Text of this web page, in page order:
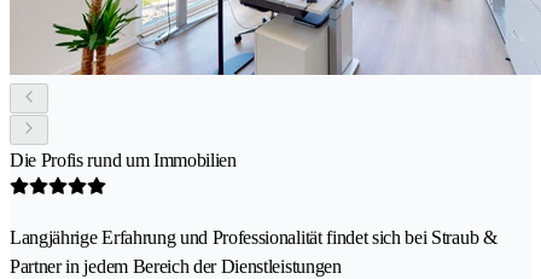
Die Profis rund um Immobilien
Langjährige Erfahrung und Professionalität findet sich bei Straub &
Partner in jedem Bereich der Dienstleistungen